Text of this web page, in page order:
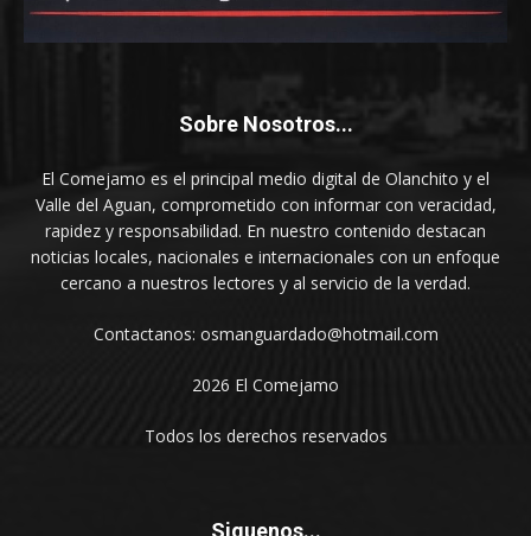
Sobre Nosotros...
El Comejamo es el principal medio digital de Olanchito y el
Valle del Aguan, comprometido con informar con veracidad,
rapidez y responsabilidad. En nuestro contenido destacan
noticias locales, nacionales e internacionales con un enfoque
cercano a nuestros lectores y al servicio de la verdad.
Contactanos: osmanguardado@hotmail.com
2026 El Comejamo
Todos los derechos reservados
Siguenos...